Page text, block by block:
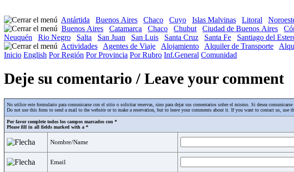
Antártida Buenos Aires Chaco Cuyo Islas Malvinas Litoral
Buenos Aires
Catamarca Chaco Chubut Ciudad de Buenos Aires
Neuquén
Rio Negro Salta San Juan San Luis Santa Cruz Santa Fe Santiago del
Actividades
Agentes de Viaje Alojamiento Alquiler de Transporte
Inicio English Por Región Por Provincia Por Rubro Inf.General Comunidad
Deje su comentario / Leave your comment
No utilice este formulario para comunicarse con el sitio o solicitar reservas, sino para dejar sus comentarios sobre el mismo. Si desea
Do not use this form to send a mail to the website or to make a reservation, but to leave your comments about it. If you want to contact us, use
Por favor complete todos los campos marcados con *
Please fill in all fields marked with a *
Nombre/Name
Email